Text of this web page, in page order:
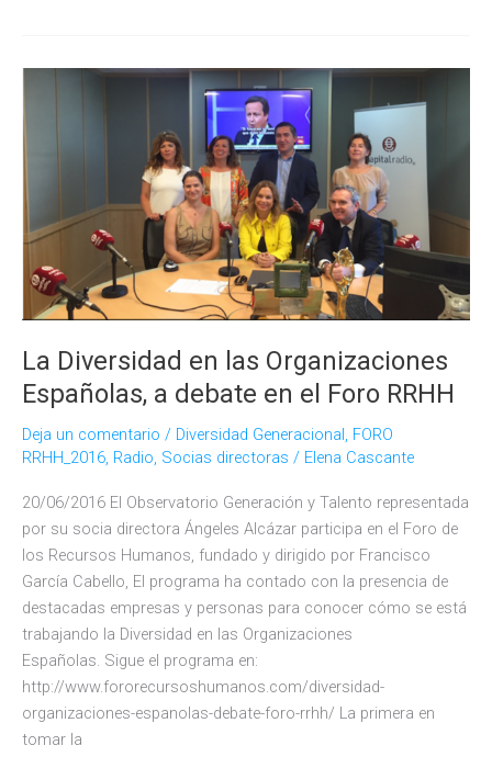
hemos
proyectado?
La Diversidad en las Organizaciones
Españolas, a debate en el Foro RRHH
Deja un comentario / Diversidad Generacional, FORO
RRHH_2016, Radio, Socias directoras / Elena Cascante
20/06/2016 El Observatorio Generación y Talento representada
por su socia directora Ángeles Alcázar participa en el Foro de
los Recursos Humanos, fundado y dirigido por Francisco
García Cabello, El programa ha contado con la presencia de
destacadas empresas y personas para conocer cómo se está
trabajando la Diversidad en las Organizaciones
Españolas. Sigue el programa en:
http://www.fororecursoshumanos.com/diversidad-
organizaciones-espanolas-debate-foro-rrhh/ La primera en
tomar la